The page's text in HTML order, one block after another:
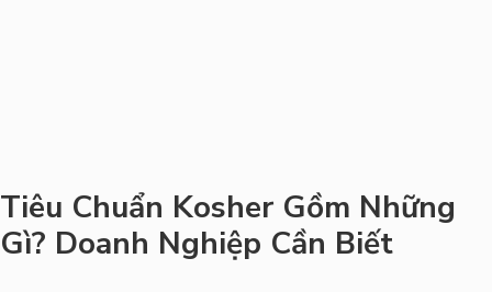
Tiêu Chuẩn Kosher Gồm Những
Gì? Doanh Nghiệp Cần Biết